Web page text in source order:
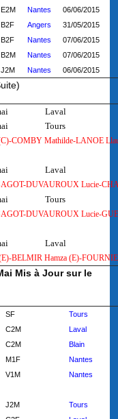
E2M Nantes 06/06/2015
B2F Angers 31/05/2015
B2F Nantes 07/06/2015
B2M Nantes 07/06/2015
J2M Nantes 06/06/2015
Laval
Tours
COMBY Mathilde-LANOE
Laval
DUVAUROUX Lucie-
Tours
DUVAUROUX Lucie-
Laval
BELMIR Hamza (E)-
Mis à Jour sur le
SF
Tours
C2M
Laval
C2M
Blain
M1F
Nantes
V1M Nantes
J2M
Tours